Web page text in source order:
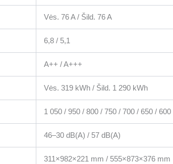
Vės. 76 A / Šild. 76 A
6,8 / 5,1
A++ / A+++
Vės. 319 kWh / Šild. 1 290 kWh
1 050 / 950 / 800 / 750 / 700 / 650 / 600
46–30 dB(A) / 57 dB(A)
311×982×221 mm / 555×873×376 mm